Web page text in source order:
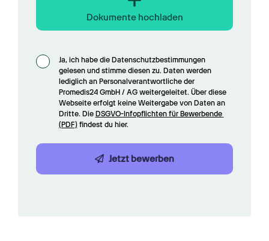
Dokumente hochladen
Ja, ich habe die Datenschutzbestimmungen
gelesen und stimme diesen zu. Daten werden
lediglich an Personalverantwortliche der
Promedis24 GmbH / AG weitergeleitet. Über diese
Webseite erfolgt keine Weitergabe von Daten an
Dritte. Die DSGVO-Infopflichten für Bewerbende
(PDF) findest du hier.
Jetzt bewerben